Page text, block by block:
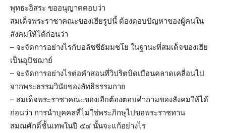
พุทธะอิสระ ขออนุญาตตอบว่า
สมเด็จพระราชาคณะของเฮียรูปนี้ ต้องตอบปัญหาของผู้คนใน
สังคมให้ได้ก่อนว่า
– จะจัดการอย่างไรกับอลัชชีธัมมชโย ในฐานะที่สมเด็จของเฮีย
เป็นอุปัชฌาย์
– จะจัดการอย่างไรต่อคำสอนที่วิปริตบิดเบือนคลาดเคลื่อนไป
จากพระธรรมวินัยของลัทธิธรรมกาย
– สมเด็จพระราชาคณะของเฮียต้องตอบคำถามของสังคมให้ได้
ก่อนว่า การนำบุคคลที่ไม่ใช่พระภิกษุไปขอพระราชทาน
สมณศักดิ์ชั้นเทพในปี ๕๔ นั้นจะแก้อย่างไร